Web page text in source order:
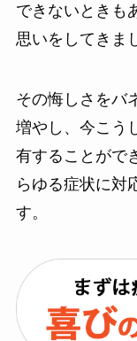
できないときも
思いをしてきま
その悔しさをバ
増やし、今こう
有することがで
らゆる症状に対
す。